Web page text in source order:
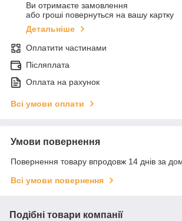
Ви отримаєте замовлення
або гроші повернуться на вашу картку
Детальніше
Оплатити частинами
Післяплата
Оплата на рахунок
Всі умови оплати
Умови повернення
Повернення товару впродовж 14 днів за
Всі умови повернення
Подібні товари компанії